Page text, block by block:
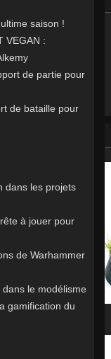
saison !
VEGAN :
de partie pour
de bataille pour
dans les projets
à jouer pour
de Warhammer
le modélisme
gamification du